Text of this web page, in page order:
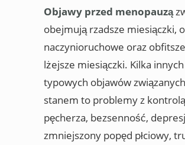
Objawy przed menopauzą
obejmują rzadsze miesiączki,
naczynioruchowe oraz
lżejsze miesiączki. Kilka innych
typowych objawów
stanem to problemy z kontrolą
pęcherza, bezsenność,
zmniejszony popęd płciowy,